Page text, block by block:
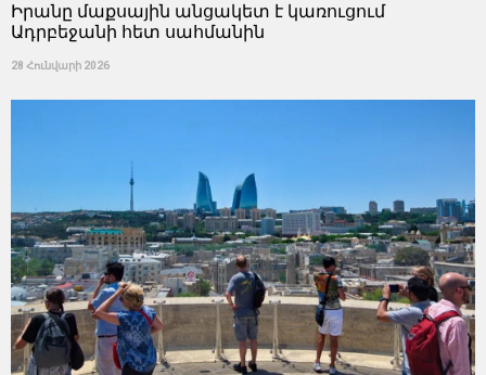
Իրանը մաքսային անցակետ է կառուցում
Ադրբեջանի հետ սահմանին
28 Հունվարի 2026